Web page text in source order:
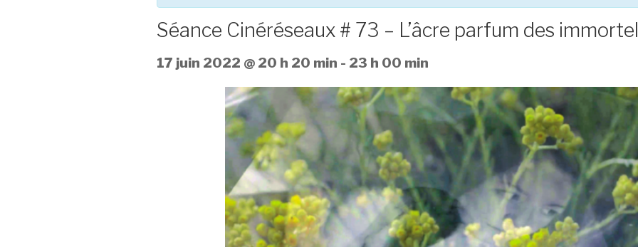
Séance Cinéréseaux # 73 – L’âcre parfum des
17 juin 2022 @ 20 h 20 min - 23 h 00 min